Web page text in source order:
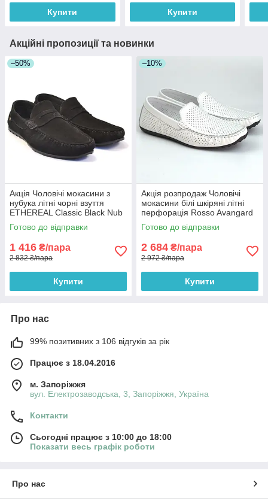
Купити Купити
Акційні пропозиції та новинки
–50%
Акція Чоловічі мокасини з
нубука літні чорні взуття
ETHEREAL Classic Black Nub
by Rosso Avangard
Готово до відправки
1 416 ₴/пара
2 832 ₴/пара
Купити
–10%
Акція розпродаж Чоловічі
мокасини білі шкіряні літні
перфорація Rosso Avangard
M4 Flotar PerfWhite
Готово до відправки
2 684 ₴/пара
2 972 ₴/пара
Купити
Про нас
99% позитивних з 106 відгуків за рік
Працює з 18.04.2016
м. Запоріжжя
вул. Електрозаводська, 3, Запоріжжя, Україна
Контакти
Сьогодні працює з 10:00 до 18:00
Показати весь графік роботи
Про нас